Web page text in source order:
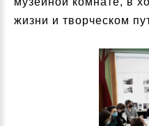
жизни и творческом